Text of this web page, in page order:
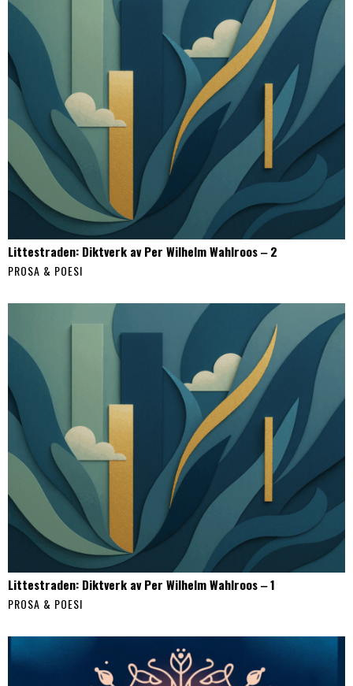
Littestraden: Diktverk av Per Wilhelm Wahlroos ‒ 2
PROSA & POESI
Littestraden: Diktverk av Per Wilhelm Wahlroos ‒ 1
PROSA & POESI